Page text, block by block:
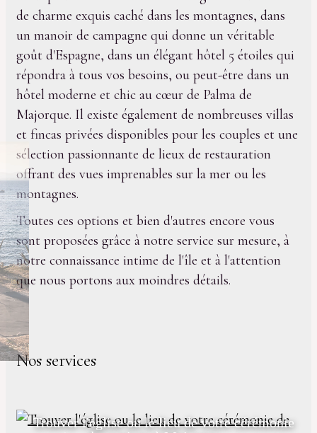
de charme exquis caché dans les montagnes, dans
un manoir de campagne qui donne un véritable
goût d'Espagne, dans un élégant hôtel 5 étoiles qui
répondra à tous vos besoins, ou peut-être dans un
hôtel moderne et chic au cœur de Palma de
Majorque. Il existe également de nombreuses villas
et fincas privées disponibles pour les couples et une
sélection passionnante de lieux de restauration
offrant des vues imprenables sur la mer ou les
montagnes.
Toutes ces options et bien d'autres encore vous
sont proposées grâce à notre service sur mesure, à
notre connaissance intime de l'île et à l'attention
que nous portons aux moindres détails.
Nos services
Trouver l'église ou le lieu de votre cérémonie